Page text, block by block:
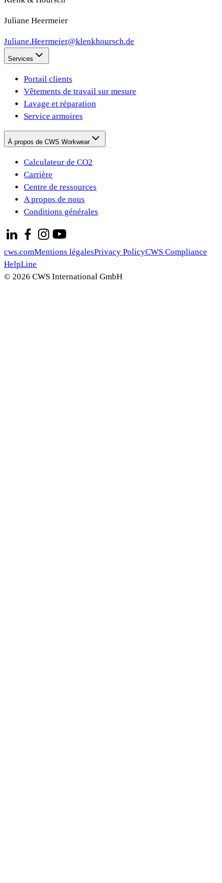
Juliane Heermeier
Juliane.Heermeier@klenkhoursch.de
Services
Portail clients
Vêtements de travail sur mesure
Lavage et réparation
Service armoires
À propos de CWS Workwear
Calculateur de CO2
Carrière
Centre de ressources
A propos de nous
Conditions générales
cws.comMentions légalesPrivacy PolicyCWS Compliance
HelpLine
© 2026 CWS International GmbH